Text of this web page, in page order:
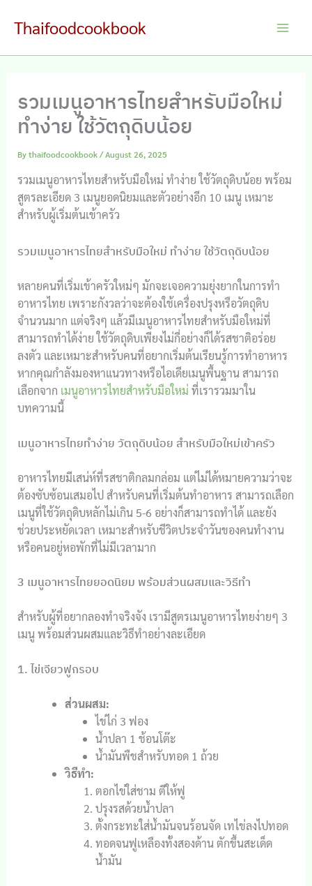
Thaifoodcookbook
รวมเมนูอาหารไทยสำหรับมือใหม่
ทำง่าย ใช้วัตถุดิบน้อย
Bythaifoodcookbook/August 26, 2025
รวมเมนูอาหารไทยสำหรับมือใหม่ ทำง่าย ใช้วัตถุดิบน้อย พร้อม
สูตรละเอียด 3 เมนูยอดนิยมและตัวอย่างอีก 10 เมนู เหมาะ
สำหรับผู้เริ่มต้นเข้าครัว
รวมเมนูอาหารไทยสำหรับมือใหม่ ทำง่าย ใช้วัตถุดิบน้อย
หลายคนที่เริ่มเข้าครัวใหม่ๆ มักจะเจอความยุ่งยากในการทำ
อาหารไทย เพราะกังวลว่าจะต้องใช้เครื่องปรุงหรือวัตถุดิบ
จำนวนมาก แต่จริงๆ แล้วมีเมนูอาหารไทยสำหรับมือใหม่ที่
สามารถทำได้ง่าย ใช้วัตถุดิบเพียงไม่กี่อย่างก็ได้รสชาติอร่อย
ลงตัว และเหมาะสำหรับคนที่อยากเริ่มต้นเรียนรู้การทำอาหาร
หากคุณกำลังมองหาแนวทางหรือไอเดียเมนูพื้นฐาน สามารถ
เลือกจาก เมนูอาหารไทยสำหรับมือใหม่ ที่เรารวมมาใน
บทความนี้
เมนูอาหารไทยทำง่าย วัตถุดิบน้อย สำหรับมือใหม่เข้าครัว
อาหารไทยมีเสน่ห์ที่รสชาติกลมกล่อม แต่ไม่ได้หมายความว่าจะ
ต้องซับซ้อนเสมอไป สำหรับคนที่เริ่มต้นทำอาหาร สามารถเลือก
เมนูที่ใช้วัตถุดิบหลักไม่เกิน 5-6 อย่างก็สามารถทำได้ และยัง
ช่วยประหยัดเวลา เหมาะสำหรับชีวิตประจำวันของคนทำงาน
หรือคนอยู่หอพักที่ไม่มีเวลามาก
3 เมนูอาหารไทยยอดนิยม พร้อมส่วนผสมและวิธีทำ
สำหรับผู้ที่อยากลองทำจริงจัง เรามีสูตรเมนูอาหารไทยง่ายๆ 3
เมนู พร้อมส่วนผสมและวิธีทำอย่างละเอียด
1. ไข่เจียวฟูกรอบ
ส่วนผสม:
ไข่ไก่ 3 ฟอง
น้ำปลา 1 ช้อนโต๊ะ
น้ำมันพืชสำหรับทอด 1 ถ้วย
วิธีทำ:
ตอกไข่ใส่ชาม ตีให้ฟู
ปรุงรสด้วยน้ำปลา
ตั้งกระทะใส่น้ำมันจนร้อนจัด เทไข่ลงไปทอด
ทอดจนฟูเหลืองทั้งสองด้าน ตักขึ้นสะเด็ด
น้ำมัน